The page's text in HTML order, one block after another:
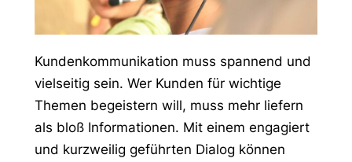
Kundenkommunikation muss spannend und
vielseitig sein. Wer Kunden für wichtige
Themen begeistern will, muss mehr liefern
als bloß Informationen. Mit einem engagiert
und kurzweilig geführten Dialog können